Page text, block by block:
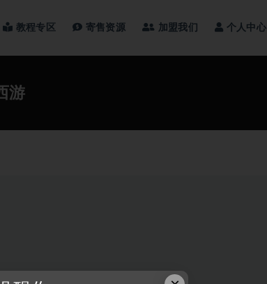
教程专区 寄售资源 加盟我们 个人中心
游